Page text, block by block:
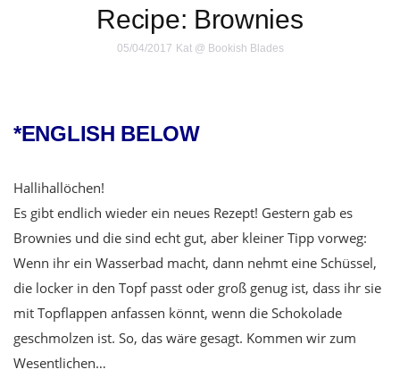
Recipe: Brownies
05/04/2017 Kat @ Bookish Blades
*ENGLISH BELOW
Hallihallöchen!
Es gibt endlich wieder ein neues Rezept! Gestern gab es
Brownies und die sind echt gut, aber kleiner Tipp vorweg:
Wenn ihr ein Wasserbad macht, dann nehmt eine Schüssel,
die locker in den Topf passt oder groß genug ist, dass ihr sie
mit Topflappen anfassen könnt, wenn die Schokolade
geschmolzen ist. So, das wäre gesagt. Kommen wir zum
Wesentlichen…